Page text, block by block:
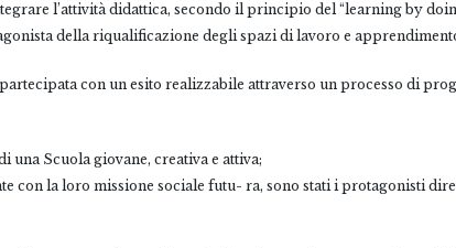
l’attività didattica, secondo il principio del “learning by
della riqualificazione degli spazi di lavoro e
con un esito realizzabile attraverso un processo di
una Scuola giovane, creativa e attiva;
con la loro missione sociale futu- ra, sono stati i protagonisti